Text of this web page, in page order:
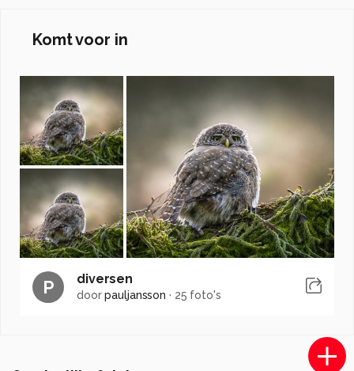
Komt voor in
P diversen
doorpauljansson · 25 foto's